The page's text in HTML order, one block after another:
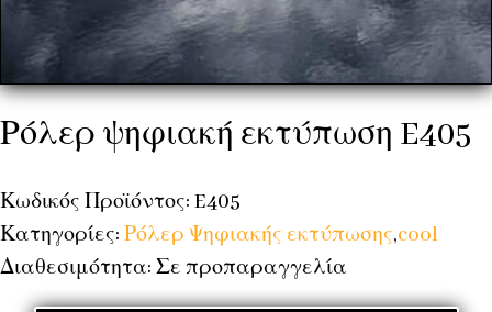
Ρόλερ ψηφιακή εκτύπωση E405
Κωδικός Προϊόντος: E405
Κατηγορίες: Ρόλερ Ψηφιακής εκτύπωσης,cool
Διαθεσιμότητα: Σε προπαραγγελία